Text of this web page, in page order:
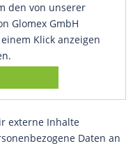
den von unserer
Glomex GmbH
Klick anzeigen
externe Inhalte
Daten an